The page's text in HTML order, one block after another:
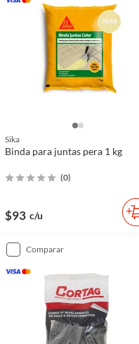
Sika
Binda para juntas pera 1 kg
(0)
$93 c/u
comparar